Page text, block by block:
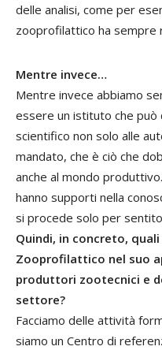
delle analisi, come per
zooprofilattico ha sempre
Mentre invece…
Mentre invece abbiamo
essere un istituto che
scientifico non solo alle
mandato, che è ciò che
anche al mondo
hanno supporti nella
si procede solo per
Quindi, in concreto,
Zooprofilattico nel suo
produttori zootecnici e
settore?
Facciamo delle attività
siamo un Centro di